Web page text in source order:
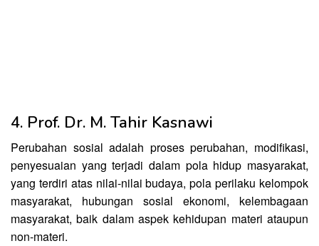
4. Prof. Dr. M. Tahir Kasnawi
Perubahan sosial adalah proses perubahan, modifikasi,
penyesuaian yang terjadi dalam pola hidup masyarakat,
yang terdiri atas nilai-nilai budaya, pola perilaku kelompok
masyarakat, hubungan sosial ekonomi, kelembagaan
masyarakat, baik dalam aspek kehidupan materi ataupun
non-materi.